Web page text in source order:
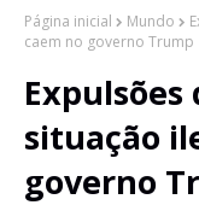
Página inicial Mundo
caem no governo Trump
situação
governo